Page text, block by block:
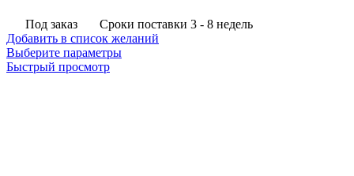
Под заказ
Сроки поставки 3 - 8 недель
Добавить в список желаний
Выберите параметрыЭтот
Быстрый просмотр